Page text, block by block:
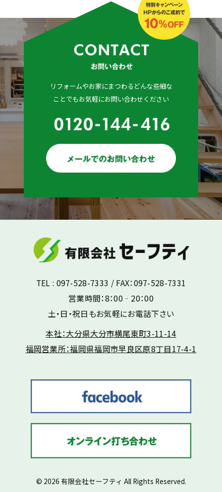
リフォームやお家にまつわるどんな些細な
ことでもお気軽にお問い合わせください
TEL : 097-528-7333 / FAX：097-528-7331
営業時間：8：00‐20：00
土・日・祝日もお気軽にお電話下さい
本社：大分県大分市横尾東町3-11-14
福岡営業所：福岡県福岡市早良区原8丁目17-4-1
© 2026 有限会社セーフティ All Rights Reserved.